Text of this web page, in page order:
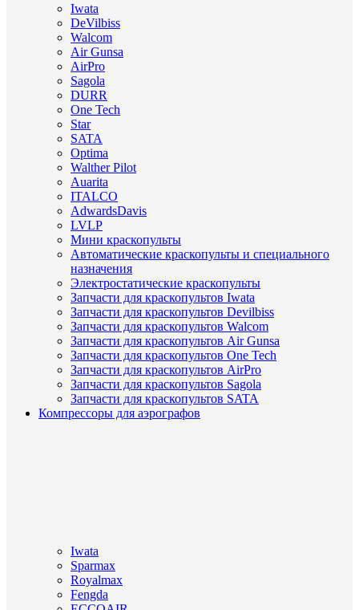
Iwata
DeVilbiss
Walcom
Air Gunsa
AirPro
Sagola
DURR
One Tech
Star
SATA
Optima
Walther Pilot
Auarita
ITALCO
AdwardsDavis
LVLP
Мини краскопульты
Автоматические краскопульты и специального
назначения
Электростатические краскопульты
Запчасти для краскопультов Iwata
Запчасти для краскопультов Devilbiss
Запчасти для краскопультов Walcom
Запчасти для краскопультов Air Gunsa
Запчасти для краскопультов One Tech
Запчасти для краскопультов AirPro
Запчасти для краскопультов Sagola
Запчасти для краскопультов SATA
Компрессоры для аэрографов
Iwata
Sparmax
Royalmax
Fengda